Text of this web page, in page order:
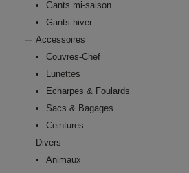
Gants mi-saison
Gants hiver
Accessoires
Couvres-Chef
Lunettes
Echarpes & Foulards
Sacs & Bagages
Ceintures
Divers
Animaux